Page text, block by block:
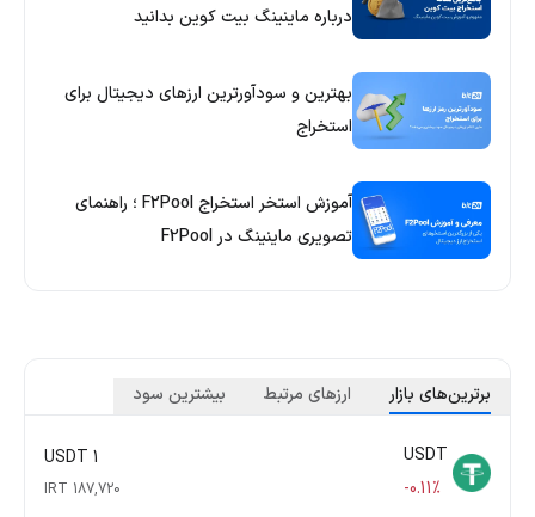
درباره ماینینگ بیت کوین بدانید
بهترین و سودآورترین ارزهای دیجیتال برای
استخراج
آموزش استخر استخراج F2Pool ؛ راهنمای
تصویری ماینینگ در F2Pool
برترین‌های بازار ارزهای مرتبط بیشترین سود
USDT
-0.11%
187,720 IRT